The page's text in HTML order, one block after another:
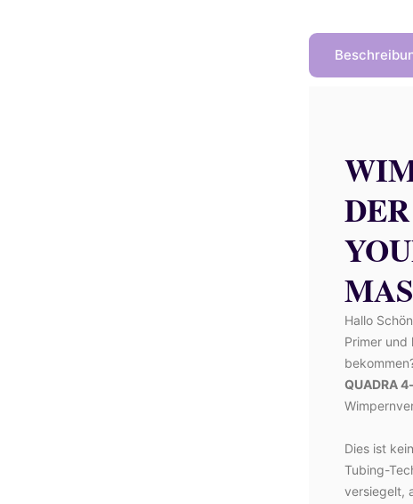
Hallo
Primer und
QUADRA
Dies ist
Tubing-
versiegelt,